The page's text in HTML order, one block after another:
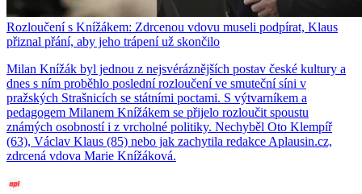
Rozloučení s Knížákem: Zdrcenou vdovu museli podpírat, Klaus
přiznal přání, aby jeho trápení už skončilo
Milan Knížák byl jednou z nejsvéráznějších postav české kultury a
dnes s ním proběhlo poslední rozloučení ve smuteční síni v
pražských Strašnicích se státními poctami. S výtvarníkem a
pedagogem Milanem Knížákem se přijelo rozloučit spoustu
známých osobností i z vrcholné politiky. Nechyběl Oto Klempíř
(63), Václav Klaus (85) nebo jak zachytila redakce Aplausin.cz,
zdrcená vdova Marie Knížáková.